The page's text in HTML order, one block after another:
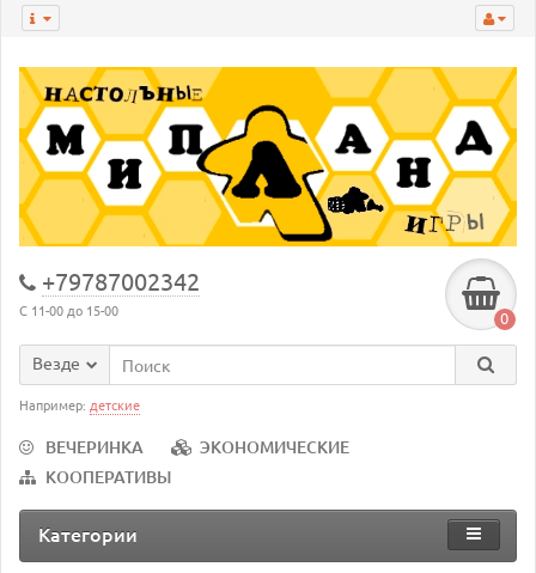
+79787002342
С 11-00 до 15-00 0
Везде
Например: детские
ВЕЧЕРИНКА
ЭКОНОМИЧЕСКИЕ
КООПЕРАТИВЫ
Категории